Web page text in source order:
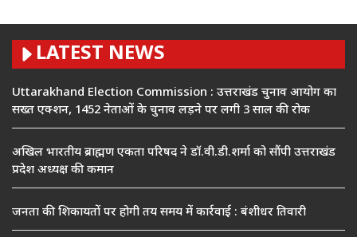
LATEST NEWS
Uttarakhand Election Commission : उत्तराखंड चुनाव आयोग का
सख्त एक्शन, 1452 नेताओं के चुनाव लड़ने पर लगी 3 साल की रोक
अखिल भारतीय ब्राह्मण एकता परिषद ने डॉ.वी.डी.शर्मा को सौंपी उत्तराखंड
प्रदेश अध्यक्ष की कमान
जनता की शिकायतों पर होगी तय समय में कार्रवाई : बंशीधर तिवारी